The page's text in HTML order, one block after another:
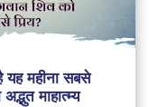
यह महीना सबसे
माहात्म्य